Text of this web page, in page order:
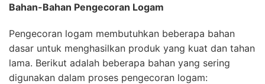
Bahan-Bahan Pengecoran Logam
Pengecoran logam membutuhkan beberapa bahan
dasar untuk menghasilkan produk yang kuat dan tahan
lama. Berikut adalah beberapa bahan yang sering
digunakan dalam proses pengecoran logam: